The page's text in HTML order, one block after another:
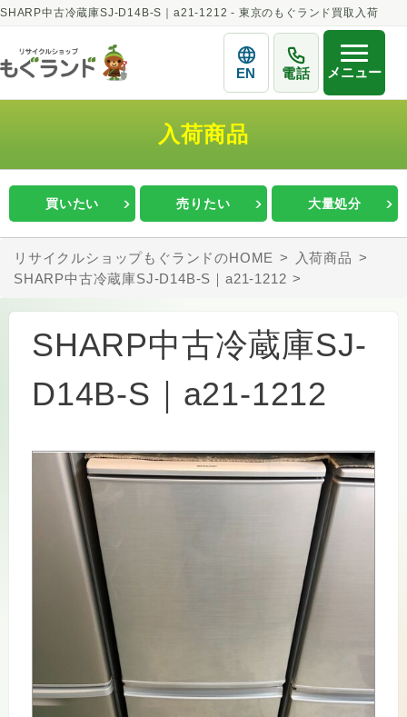
SHARP中古冷蔵庫SJ-D14B-S｜a21-1212 - 東京のもぐランド買取入荷
EN 電話 メニュー
入荷商品
買いたい 売りたい 大量処分
リサイクルショップもぐランドのHOME
入荷商品
SHARP中古冷蔵庫SJ-D14B-S｜a21-1212
SHARP中古冷蔵庫SJ-
D14B-S｜a21-1212